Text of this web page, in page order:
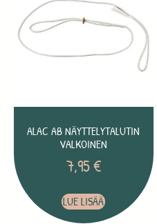
ALAC AB NÄYTTELYTALUTIN
VALKOINEN
7,95€
LUE LISÄÄ